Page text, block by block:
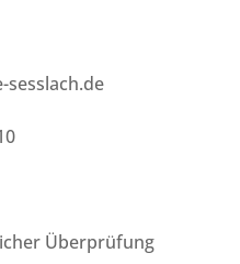
sesslach.de
Überprüfung